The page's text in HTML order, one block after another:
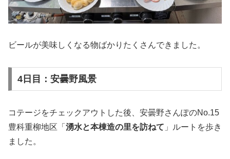
ビールが美味しくなる物ばかりたくさんできました。
4日目：安曇野風景
コテージをチェックアウトした後、安曇野さんぽのNo.15
豊科重柳地区「 湧水と本棟造の里を訪ねて 」ルートを歩き
ました。